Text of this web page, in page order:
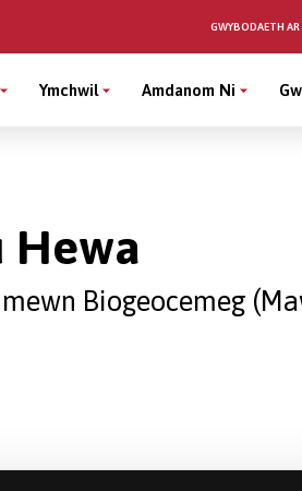
GWYBODAETH AR
Ymchwil Amdanom Ni
Hewa
Biogeocemeg